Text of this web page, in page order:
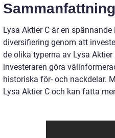
Lysa Aktier C är en
diversifiering genom att
de olika typerna av Lysa
investeraren göra
historiska för- och nackdelar.
Lysa Aktier C och kan fatta